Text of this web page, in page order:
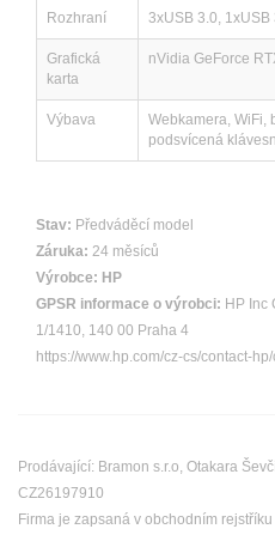
Rozhraní 3xUSB 3.0, 1xUSB
Grafická
karta
nVidia GeForce
Výbava
Webkamera, WiFi,
podsvícená
Stav: Předváděcí model
Záruka: 24 měsíců
Výrobce: HP
GPSR informace o výrobci: HP Inc
1/1410, 140 00 Praha 4
https://www.hp.com/cz-cs/contact-
Prodávající: Bramon s.r.o, Otakara
CZ26197910
Firma je zapsaná v obchodním